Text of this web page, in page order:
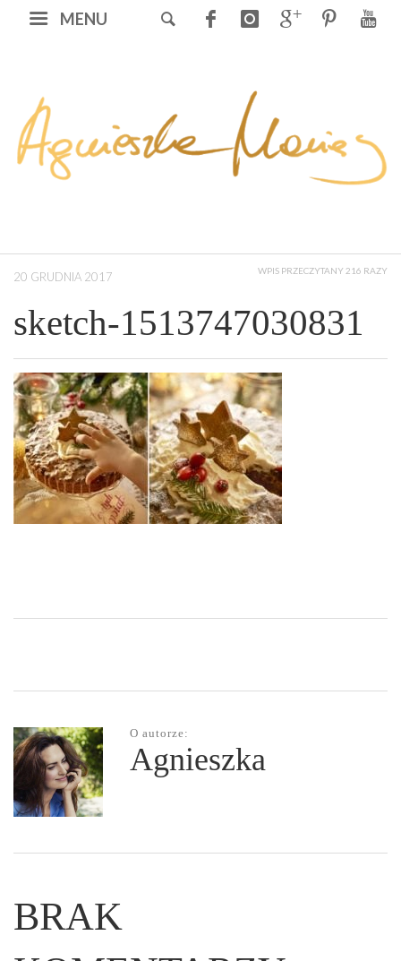
MENU
20 GRUDNIA 2017 WPIS PRZECZYTANY 216 RAZY
sketch-1513747030831
O autorze:
Agnieszka
BRAK